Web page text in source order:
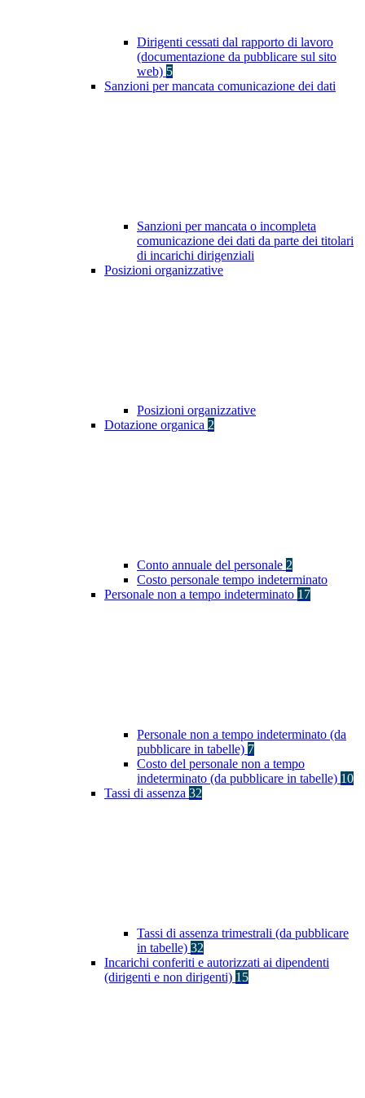
Dirigenti cessati dal rapporto di lavoro
(documentazione da pubblicare sul sito
web) 5
Sanzioni per mancata comunicazione dei dati
Sanzioni per mancata o incompleta
comunicazione dei dati da parte dei titolari
di incarichi dirigenziali
Posizioni organizzative
Posizioni organizzative
Dotazione organica 2
Conto annuale del personale 2
Costo personale tempo indeterminato
Personale non a tempo indeterminato 17
Personale non a tempo indeterminato (da
pubblicare in tabelle) 7
Costo del personale non a tempo
indeterminato (da pubblicare in tabelle) 10
Tassi di assenza 32
Tassi di assenza trimestrali (da pubblicare
in tabelle) 32
Incarichi conferiti e autorizzati ai dipendenti
(dirigenti e non dirigenti) 15